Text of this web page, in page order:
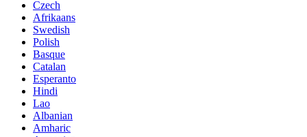
Czech
Afrikaans
Swedish
Polish
Basque
Catalan
Esperanto
Hindi
Lao
Albanian
Amharic